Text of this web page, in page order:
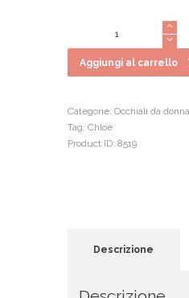
era:
quantità
Aggiungi al carrello
Categorie: Occhiali da donna
Tag: Chloé
Product ID: 8519
Descrizione